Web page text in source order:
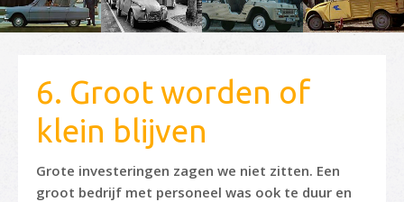
6. Groot worden of
klein blijven
Grote investeringen zagen we niet zitten. Een
groot bedrijf met personeel was ook te duur en